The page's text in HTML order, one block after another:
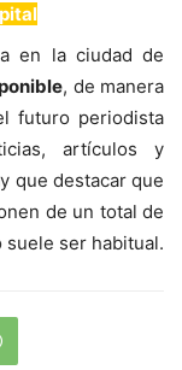
en la ciudad de
, de manera
futuro periodista
artículos y
que destacar que
de un total de
suele ser habitual.